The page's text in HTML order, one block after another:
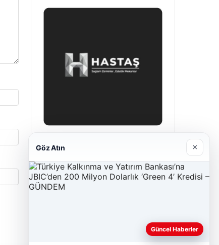
Hastaş Beton
Göz Atın ×
Güncel Haberler